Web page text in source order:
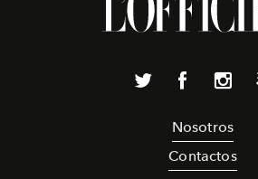
Nosotros
Contactos